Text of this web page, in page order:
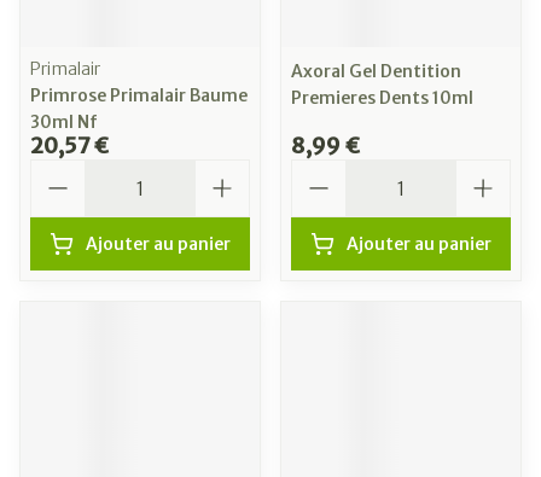
Primalair
Primrose Primalair Baume
30ml Nf
20,57 €
Ajouter au panier
Axoral Gel Dentition
Premieres Dents 10ml
8,99 €
Ajouter au panier